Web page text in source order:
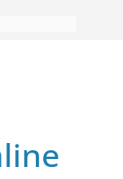
EL
tenía que
Excelente
!!